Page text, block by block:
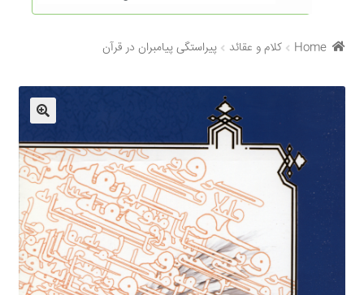
Checkout
My account
Search Results
Shop
برگه نمونه
برگه نمونه
بلاگ
Home کلام و عقائد پیراستگی پیامبران در قرآن